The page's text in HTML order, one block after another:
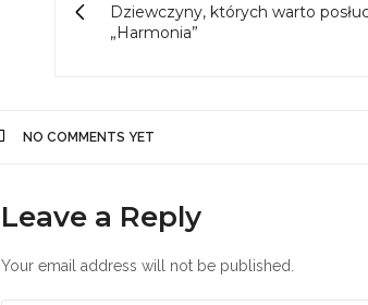
Dziewczyny, których warto
„Harmonia”
NO COMMENTS YET
Leave a Reply
Your email address will not be published.